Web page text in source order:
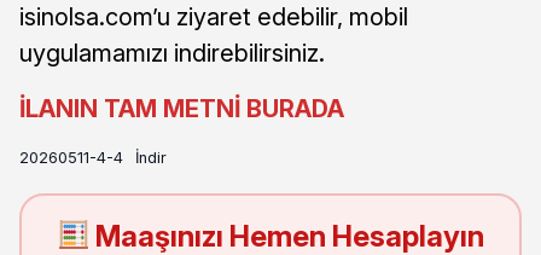
isinolsa.com’u ziyaret edebilir, mobil
uygulamamızı indirebilirsiniz.
İLANIN TAM METNİ BURADA
20260511-4-4 İndir
Maaşınızı Hemen Hesaplayın